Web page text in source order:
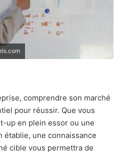
comprendre son marché
pour réussir. Que vous
up en plein essor ou une
établie, une connaissance
cible vous permettra de